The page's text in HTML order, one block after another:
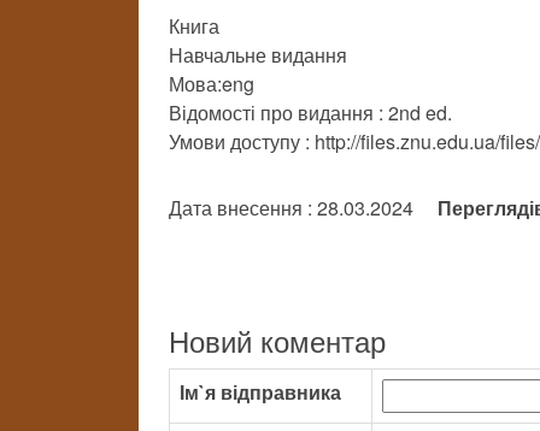
Книга
Навчальне видання
Мова:eng
Відомості про видання : 2nd ed.
Умови доступу : http://files.znu.edu.ua/
Дата внесення : 28.03.2024
Новий коментар
Ім`я відправника